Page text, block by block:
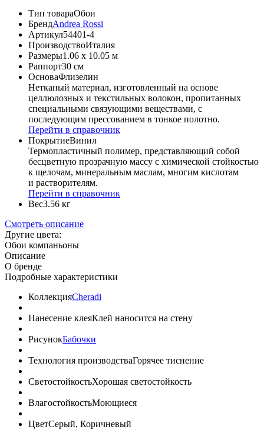
Тип товараОбои
БрендAndrea Rossi
Артикул54401-4
ПроизводствоИталия
Размеры1.06 x 10.05 м
Раппорт30 см
ОсноваФлизелин
Нетканый материал, изготовленный на основе
целлюлозных и текстильных волокон, пропитанных
специальными связующими веществами, с
последующим прессованием в тонкое полотно.
Перейти в справочник
ПокрытиеВинил
Термопластичный полимер, представляющий собой
бесцветную прозрачную массу с химической стойкостью
к щелочам, минеральным маслам, многим кислотам
и растворителям.
Перейти в справочник
Вес3.56 кг
Смотреть описание
Другие цвета:
Обои компаньоны
Описание
О бренде
Подробные характеристики
КоллекцияCheradi
Нанесение клеяКлей наносится на стену
РисунокБабочки
Технология производстваГорячее тиснение
СветостойкостьХорошая светостойкость
ВлагостойкостьМоющиеся
ЦветСерый, Коричневый